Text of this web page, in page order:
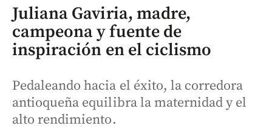
Juliana Gaviria, madre,
campeona y fuente de
inspiración en el ciclismo
Pedaleando hacia el éxito, la corredora
antioqueña equilibra la maternidad y el
alto rendimiento.